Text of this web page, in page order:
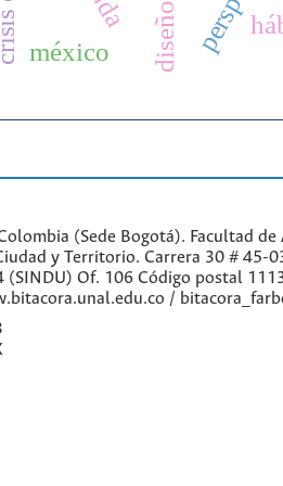
méxico
(Sede Bogotá). Facultad
y Territorio. Carrera 30 # 45-
(SINDU) Of. 106 Código postal
/